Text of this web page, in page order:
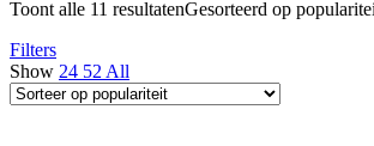
Toont alle 11 resultatenGesorteerd op
Filters
Show 24 52 All